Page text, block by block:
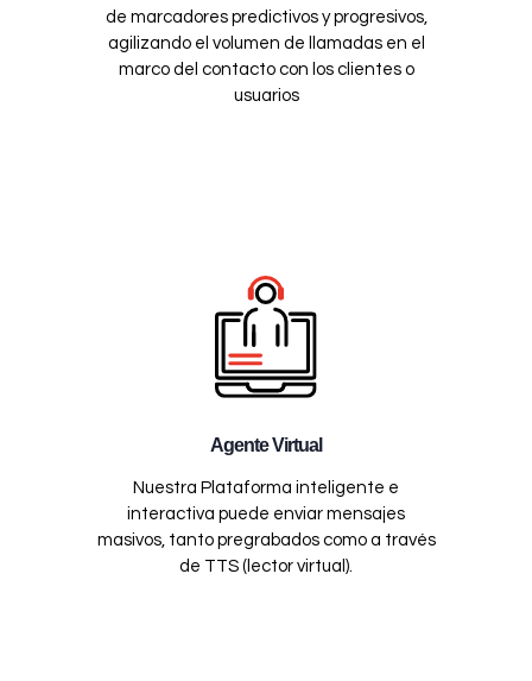
de marcadores predictivos y progresivos,
agilizando el volumen de llamadas en el
marco del contacto con los clientes o
usuarios
Agente Virtual
Nuestra Plataforma inteligente e
interactiva puede enviar mensajes
masivos, tanto pregrabados como a través
de TTS (lector virtual).